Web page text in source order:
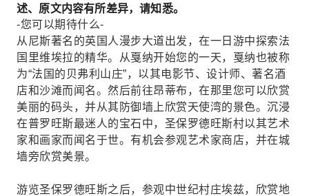
述、原文内容有所差异，请知悉。
-您可以期待什么-
从尼斯著名的英国人漫步大道出发，在一日游中探索法
国里维埃拉的精华。从戛纳开始您的一天，戛纳也被称
为“法国的贝弗利山庄”，以其电影节、设计师、著名酒
店和沙滩而闻名。然后前往昂蒂布，在那里您可以欣赏
美丽的码头，并从其防御墙上欣赏天使湾的景色。沉浸
在普罗旺斯最迷人的宝石中，圣保罗德旺斯村以其艺术
家和画家而闻名于世。有机会参观艺术家商店，并在城
墙旁欣赏美景。
游览圣保罗德旺斯之后，参观中世纪村庄埃兹，欣赏地